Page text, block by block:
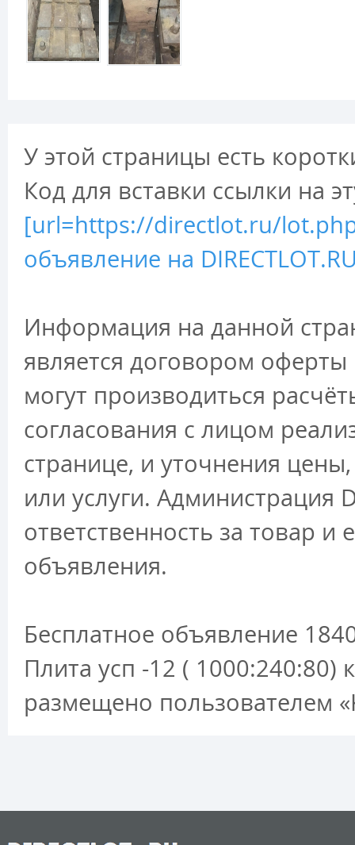
У этой страницы есть
Код для вставки ссылки на
[url=https://directlot.ru/
объявление на
Информация на данной
является договором
могут производиться
согласования с лицом
странице, и уточнения
или услуги. Администрация
ответственность за товар и
объявления.
Бесплатное объявление
Плита усп -12 (
размещено пользователем